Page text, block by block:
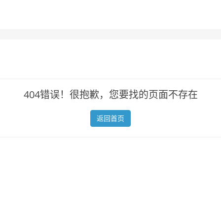
404错误！很抱歉，您要找的页面不存在
返回首页